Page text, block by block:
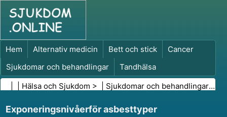
Hem Alternativ medicin Bett och stick
Cancer
Sjukdomar och behandlingar
Tandhälsa
Kost och näring
Familjehälsa
Hälsa och Sjukdom > | Sjukdomar och behandlingar|
Exponeringsnivåerför asbesttyper